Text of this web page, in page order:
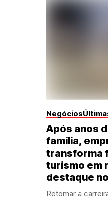
Negócios
Após anos
família,
transforma
turismo em
destaque
Retomar a